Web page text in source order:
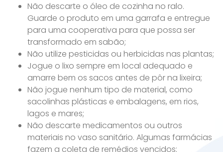
Não descarte o óleo de cozinha no ralo.
Guarde o produto em uma garrafa e entregue
para uma cooperativa para que possa ser
transformado em sabão;
Não utilize pesticidas ou herbicidas nas plantas;
Jogue o lixo sempre em local adequado e
amarre bem os sacos antes de pôr na lixeira;
Não jogue nenhum tipo de material, como
sacolinhas plásticas e embalagens, em rios,
lagos e mares;
Não descarte medicamentos ou outros
materiais no vaso sanitário. Algumas farmácias
fazem a coleta de remédios vencidos;